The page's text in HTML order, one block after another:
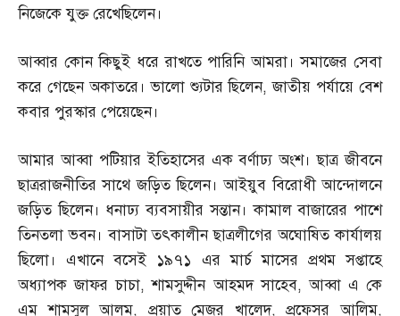
নিজেকে যুক্ত রেখেছিলেন।
আব্বার কোন কিছুই ধরে রাখতে পারিনি আমরা। সমাজের সেবা
করে গেছেন অকাতরে। ভালো শ্যুটার ছিলেন,জাতীয় পর্যায়ে বেশ
কবার পুরস্কার পেয়েছেন।
আমার আব্বা পটিয়ার ইতিহাসের এক বর্ণাঢ্য অংশ। ছাত্র জীবনে
ছাত্ররাজনীতির সাথে জড়িত ছিলেন। আইয়ুব বিরোধী আন্দোলনে
জড়িত ছিলেন। ধনাঢ্য ব্যবসায়ীর সন্তান। কামাল বাজারের পাশে
তিনতলা ভবন। বাসাটা তৎকালীন ছাত্রলীগের অঘোষিত কার্যালয়
ছিলো। এখানে বসেই ১৯৭১ এর মার্চ মাসের প্রথম সপ্তাহে
অধ্যাপক জাফর চাচা,শামসুদ্দীন আহমদ সাহেব,আব্বা এ কে
এম শামসুল আলম, প্রয়াত মেজর খালেদ,প্রফেসর আলিম,